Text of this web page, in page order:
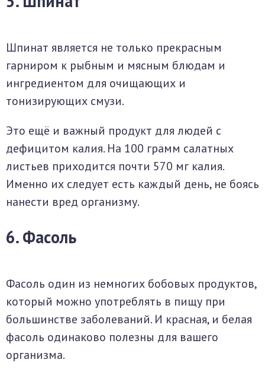
Шпинат является не только прекрасным
гарниром к рыбным и мясным блюдам и
ингредиентом для очищающих и
тонизирующих смузи.
Это ещё и важный продукт для людей с
дефицитом калия. На 100 грамм салатных
листьев приходится почти 570 мг калия.
Именно их следует есть каждый день, не боясь
нанести вред организму.
6. Фасоль
Фасоль один из немногих бобовых продуктов,
который можно употреблять в пищу при
большинстве заболеваний. И красная, и белая
фасоль одинаково полезны для вашего
организма.